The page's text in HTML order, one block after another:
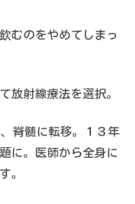
むのをやめてしまっ
放射線療法を選択。
脊髄に転移。１３年
に。医師から全身に
。